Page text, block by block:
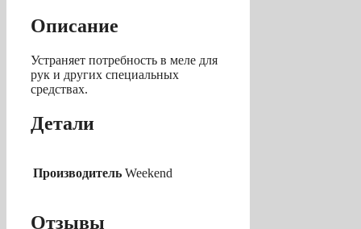
Описание
Устраняет потребность в меле для
рук и других специальных
средствах.
Детали
Производитель Weekend
Отзывы